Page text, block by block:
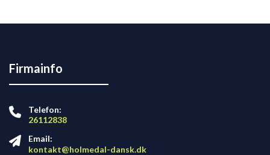
Firmainfo
Telefon:
26112838
Email:
kontakt@holmedal-dansk.dk